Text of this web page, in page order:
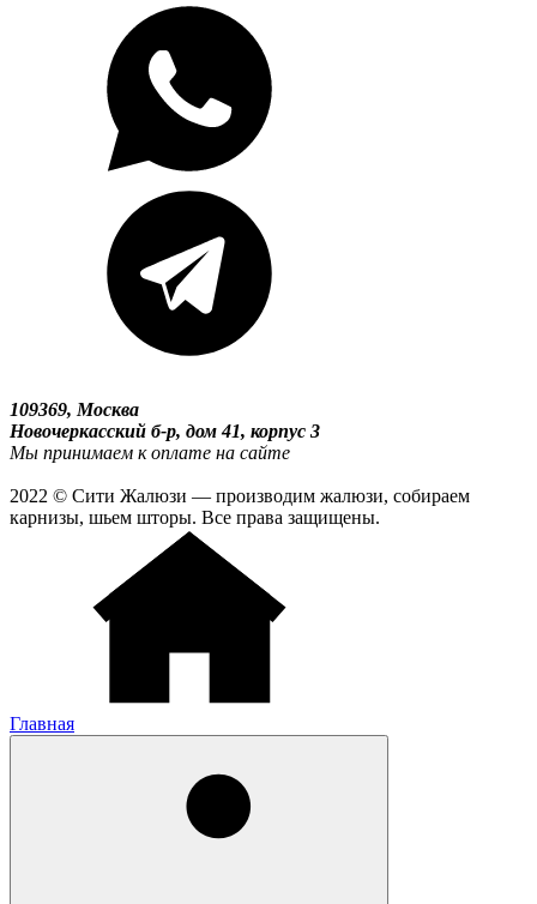
109369, Москва
Новочеркасский б-р, дом 41, корпус 3
Мы принимаем к оплате на сайте
2022 © Сити Жалюзи — производим жалюзи, собираем
карнизы, шьем шторы. Все права защищены.
Главная